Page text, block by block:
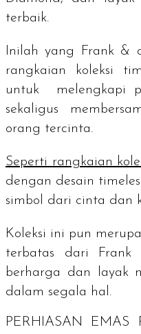
terbaik.
Inilah yang Frank &
rangkaian koleksi
untuk melengkapi
sekaligus
orang tercinta.
Seperti rangkaian
dengan desain
simbol dari cinta dan
Koleksi ini pun
terbatas dari
berharga dan layak
dalam segala hal.
PERHIASAN